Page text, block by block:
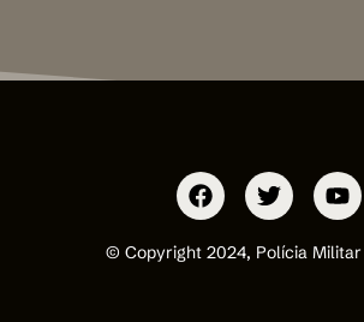
© Copyright 2024, Polícia Militar